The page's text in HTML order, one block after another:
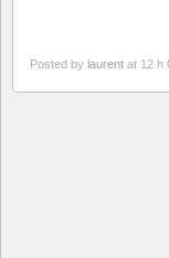
Posted by laurent at 12 h